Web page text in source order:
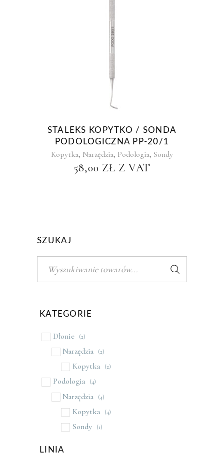
STALEKS KOPYTKO / SONDA
PODOLOGICZNA PP-20/1
Kopytka, Narzędzia, Podologia, Sondy
58,00 ZŁ Z VAT
SZUKAJ
KATEGORIE
Dłonie (2)
Narzędzia (2)
Kopytka (2)
Podologia (4)
Narzędzia (4)
Kopytka (4)
Sondy (1)
LINIA